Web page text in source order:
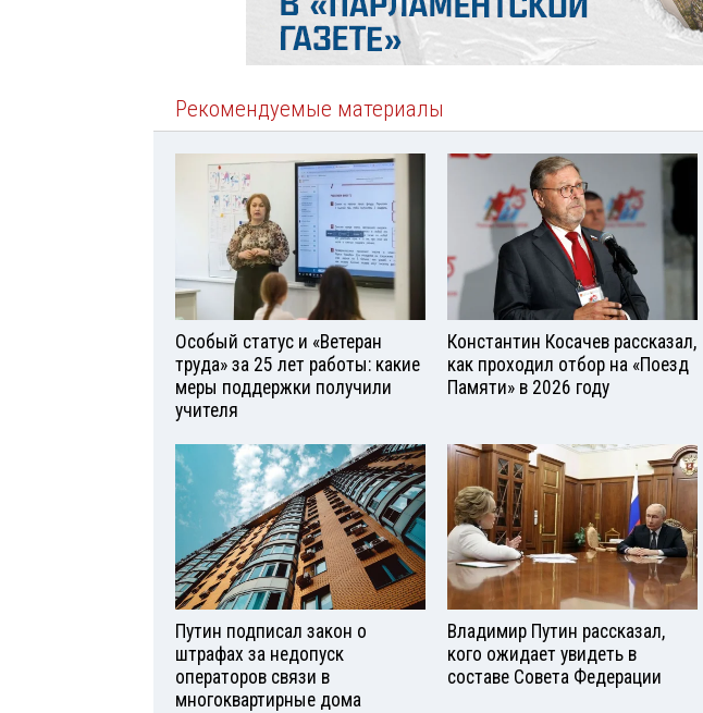
Рекомендуемые материалы
Особый статус и «Ветеран
труда» за 25 лет работы: какие
меры поддержки получили
учителя
Константин Косачев рассказал,
как проходил отбор на «Поезд
Памяти» в 2026 году
Путин подписал закон о
штрафах за недопуск
операторов связи в
многоквартирные дома
Владимир Путин рассказал,
кого ожидает увидеть в
составе Совета Федерации